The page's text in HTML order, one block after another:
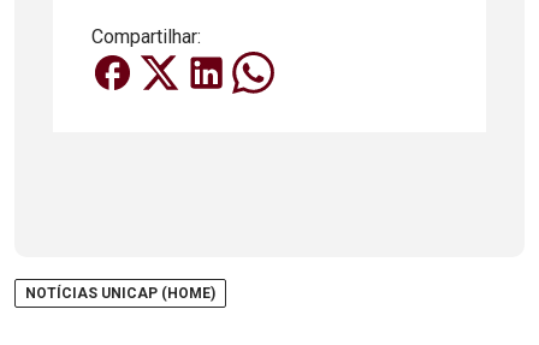
Compartilhar:
NOTÍCIAS UNICAP (HOME)